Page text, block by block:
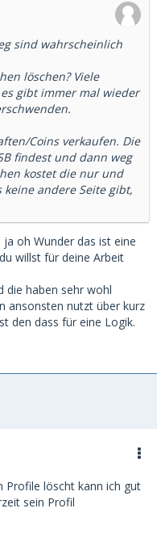
sind wahrscheinlich
löschen? Viele
gibt immer mal wieder
Coins verkaufen. Die
findest und dann weg
kostet die nur und
andere Seite gibt,
oh Wunder das ist eine
willst für deine Arbeit
die haben sehr wohl
ansonsten nutzt über kurz
den dass für eine Logik.
Profile löscht kann ich gut
sein Profil